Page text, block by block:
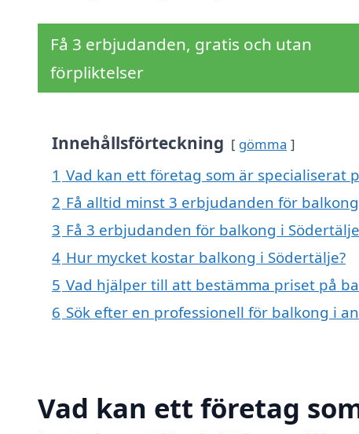
Få 3 erbjudanden, gratis och utan
förpliktelser
Innehållsförteckning gömma
1 Vad kan ett företag som är specialiserat
2 Få alltid minst 3 erbjudanden för
3 Få 3 erbjudanden för balkong i
4 Hur mycket kostar balkong i Södertälje?
5 Vad hjälper till att bestämma priset på
6 Sök efter en professionell för balkong i
Vad kan ett företag